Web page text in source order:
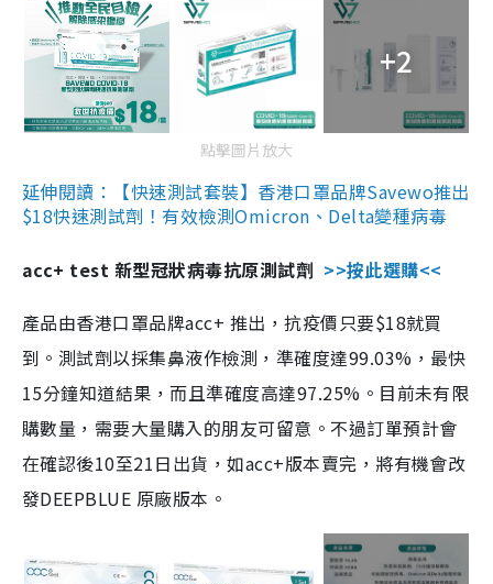
+2
點擊圖片放大
延伸閱讀：【快速測試套裝】香港口罩品牌Savewo推出
$18快速測試劑！有效檢測Omicron、Delta變種病毒
acc+ test 新型冠狀病毒抗原測試劑 >>按此選購<<
產品由香港口罩品牌acc+ 推出，抗疫價只要$18就買
到。測試劑以採集鼻液作檢測，準確度達99.03%，最快
15分鐘知道結果，而且準確度高達97.25%。目前未有限
購數量，需要大量購入的朋友可留意。不過訂單預計會
在確認後10至21日出貨，如acc+版本賣完，將有機會改
發DEEPBLUE 原廠版本。